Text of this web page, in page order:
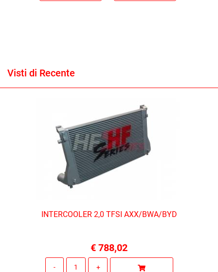
Visti di Recente
INTERCOOLER 2,0 TFSI AXX/BWA/BYD
€ 788,02